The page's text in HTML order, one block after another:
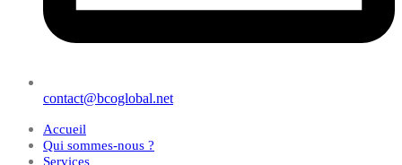
contact@bcoglobal.net
Accueil
Qui sommes-nous ?
Services